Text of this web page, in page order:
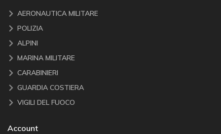
AERONAUTICA MILITARE
POLIZIA
ALPINI
MARINA MILITARE
CARABINIERI
GUARDIA COSTIERA
VIGILI DEL FUOCO
Account